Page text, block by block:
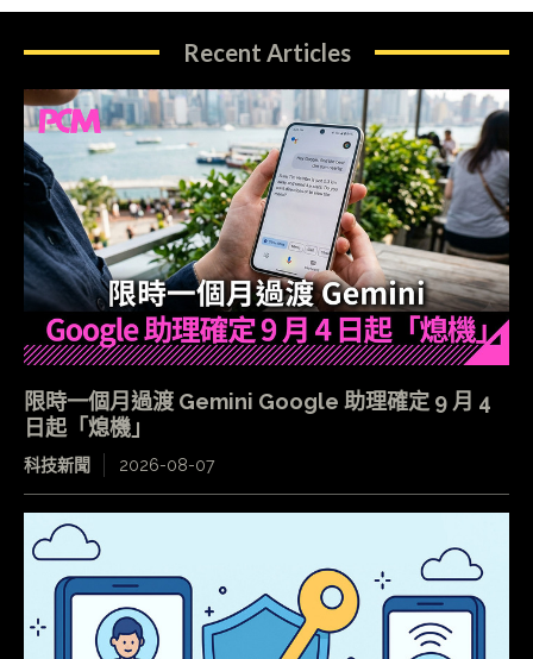
Recent Articles
限時一個月過渡 Gemini Google 助理確定 9 月 4
日起「熄機」
科技新聞 2026-08-07